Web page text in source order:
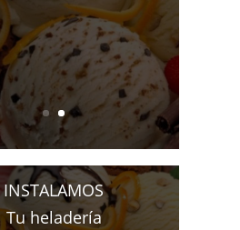
Tu heladería
Click Aquí
INSTALAMOS
Tu heladería